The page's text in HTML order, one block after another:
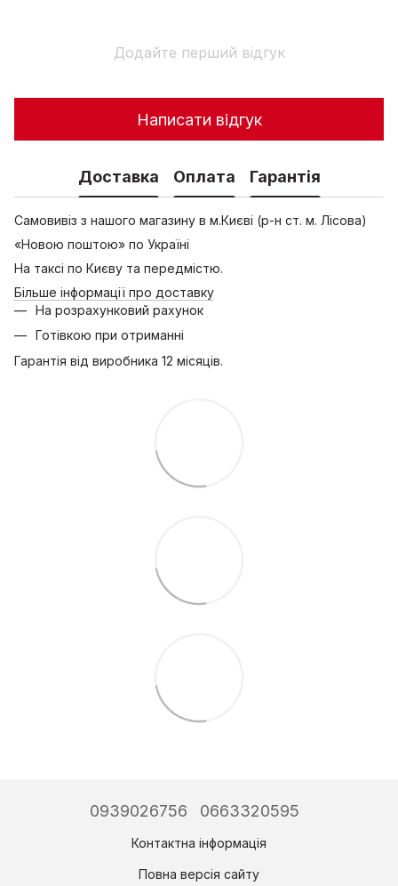
Додайте перший відгук
Написати відгук
Доставка Оплата Гарантія
Самовивіз з нашого магазину в м.Києві (р-н ст. м. Лісова)
«Новою поштою» по Україні
На таксі по Києву та передмістю.
Більше інформації про доставку
На розрахунковий рахунок
Готівкою при отриманні
Гарантія від виробника 12 місяців.
0939026756 0663320595
Контактна інформація
Повна версія сайту